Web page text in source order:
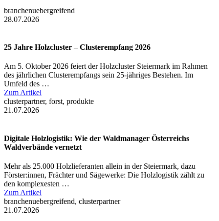
branchenuebergreifend
28.07.2026
25 Jahre Holzcluster – Clusterempfang 2026
Am 5. Oktober 2026 feiert der Holzcluster Steiermark im Rahmen
des jährlichen Clusterempfangs sein 25-jähriges Bestehen. Im
Umfeld des …
Zum Artikel
clusterpartner, forst, produkte
21.07.2026
Digitale Holzlogistik: Wie der Waldmanager Österreichs
Waldverbände vernetzt
Mehr als 25.000 Holzlieferanten allein in der Steiermark, dazu
Förster:innen, Frächter und Sägewerke: Die Holzlogistik zählt zu
den komplexesten …
Zum Artikel
branchenuebergreifend, clusterpartner
21.07.2026